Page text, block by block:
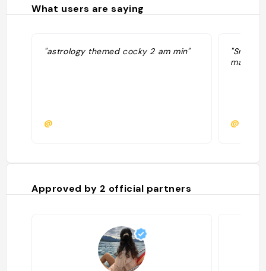
What users are saying
"astrology themed cocky 2 am min"
@
"Small
@
Approved by 2 official partners